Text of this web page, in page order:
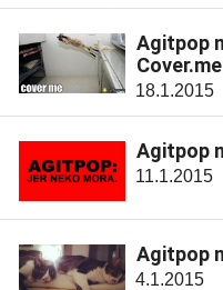
Agitpop
18.1.2015
Agitpop
11.1.2015
Agitpop
4.1.2015